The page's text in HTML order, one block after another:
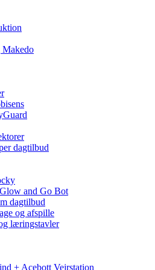
Makedo
dagtilbud
and Go Bot
dagtilbud
og afspille
læringstavler
+ Acebott Vejrstation